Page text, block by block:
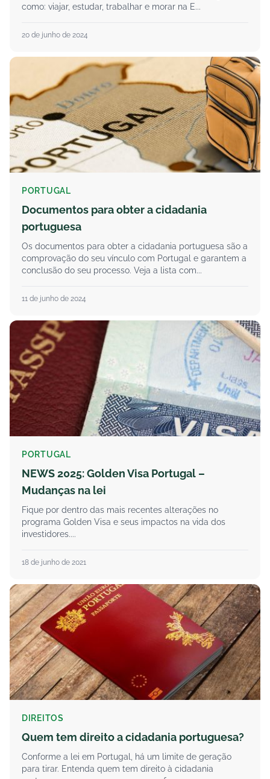
como: viajar, estudar, trabalhar e morar na E...
20 de junho de 2024
PORTUGAL
Documentos para obter a cidadania
portuguesa
Os documentos para obter a cidadania portuguesa são a
comprovação do seu vínculo com Portugal e garantem a
conclusão do seu processo. Veja a lista com...
11 de junho de 2024
PORTUGAL
NEWS 2025: Golden Visa Portugal –
Mudanças na lei
Fique por dentro das mais recentes alterações no
programa Golden Visa e seus impactos na vida dos
investidores....
18 de junho de 2021
DIREITOS
Quem tem direito a cidadania portuguesa?
Conforme a lei em Portugal, há um limite de geração
para tirar. Entenda quem tem direito à cidadania